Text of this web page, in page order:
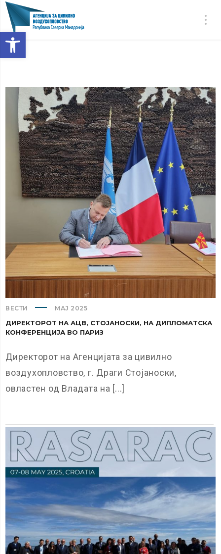
Open toolbar
ВЕСТИ МАЈ 2025
ДИРЕКТОРОТ НА АЦВ, СТОЈАНОСКИ, НА ДИПЛОМАТСКА
КОНФЕРЕНЦИЈА ВО ПАРИЗ
Директорот на Агенцијата за цивилно
воздухопловство, г. Драги Стојаноски,
овластен од Владата на [...]